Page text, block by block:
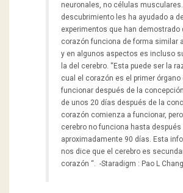
neuronales, no células
descubrimiento les ha ayudado a
experimentos que han demostrado
corazón funciona de forma similar
y en algunos aspectos es incluso
la del cerebro. “Esta puede ser la
cual el corazón es el primer órgano
funcionar después de la
de unos 20 días después de la
corazón comienza a funcionar, pero
cerebro no funciona hasta después
aproximadamente 90 días. Esta
nos dice que el cerebro es
corazón “. -Staradigm : Pao L